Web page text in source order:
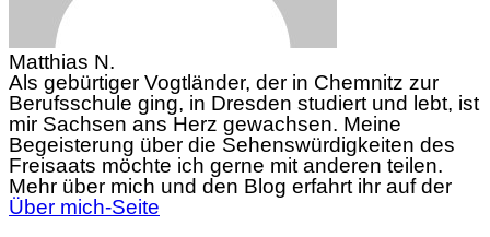
Matthias N.
Als gebürtiger Vogtländer, der in Chemnitz zur
Berufsschule ging, in Dresden studiert und lebt, ist
mir Sachsen ans Herz gewachsen. Meine
Begeisterung über die Sehenswürdigkeiten des
Freisaats möchte ich gerne mit anderen teilen.
Mehr über mich und den Blog erfahrt ihr auf der
Über mich-Seite